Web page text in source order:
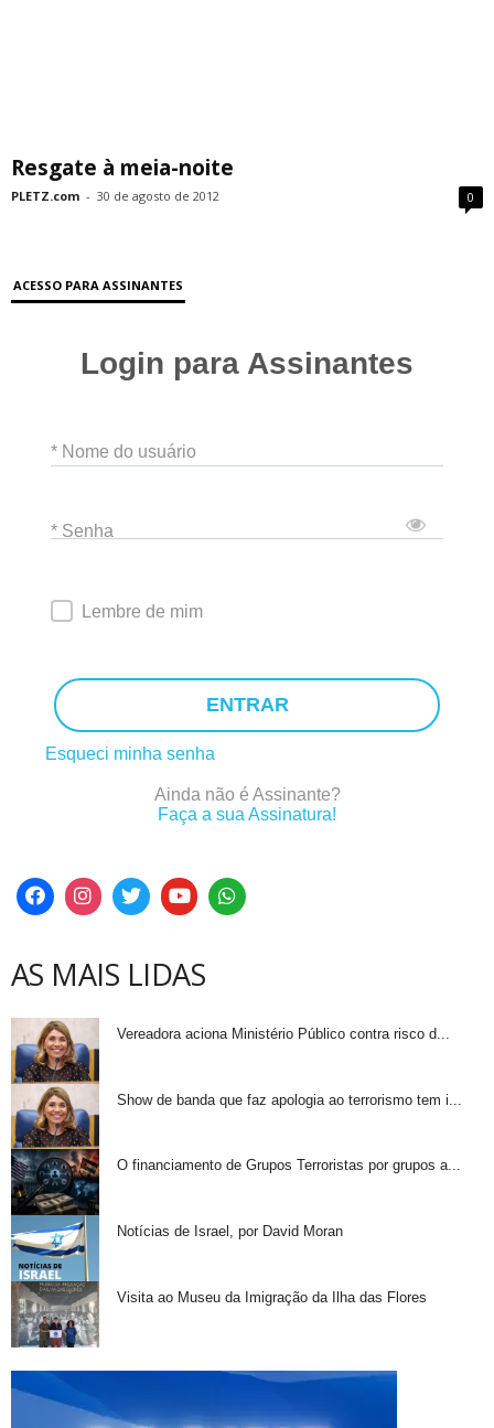
Resgate à meia-noite
PLETZ.com - 30 de agosto de 2012 0
ACESSO PARA ASSINANTES
Login para Assinantes
* Nome do usuário
* Senha
Lembre de mim
ENTRAR
Esqueci minha senha
Ainda não é Assinante?
Faça a sua Assinatura!
AS MAIS LIDAS
Vereadora aciona Ministério Público contra risco d...
Show de banda que faz apologia ao terrorismo tem i...
O financiamento de Grupos Terroristas por grupos a...
Notícias de Israel, por David Moran
Visita ao Museu da Imigração da Ilha das Flores